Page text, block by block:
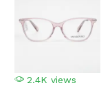
2.4K views